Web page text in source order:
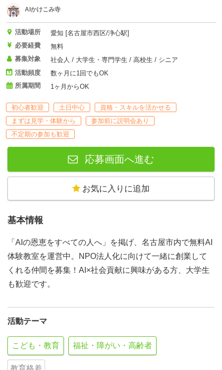
AIかけこみ寺
活動場所
愛知 [名古屋市西区/浄心駅]
必要経費
無料
募集対象
社会人 / 大学生・専門学生 / 高校生 / シニア
活動頻度
数ヶ月に1回でもOK
所属期間
1ヶ月からOK
初心者歓迎 土日中心
資格・スキルを活かせる
まずは見学・体験から
参加前に説明会あり
不定期の参加も歓迎
応募画面へ進む
お気に入りに追加
基本情報
「AIの恩恵をすべての人へ」を掲げ、名古屋市内で無料AI
体験教室を運営中。NPO法人化に向けて一緒に創業して
くれる仲間を募集！AI×社会貢献に興味がある方、大学生
も歓迎です。
活動テーマ
こども・教育 福祉・障がい・高齢者
教育格差